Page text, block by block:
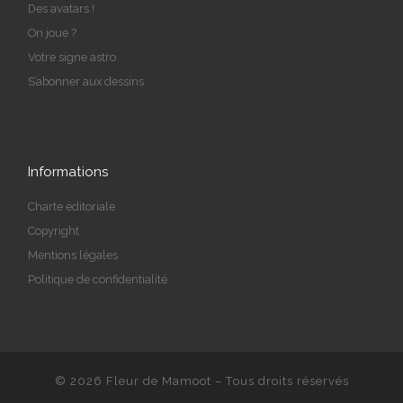
Des avatars !
On joue ?
Votre signe astro
S’abonner aux dessins
Informations
Charte éditoriale
Copyright
Mentions légales
Politique de confidentialité
© 2026 Fleur de Mamoot – Tous droits réservés